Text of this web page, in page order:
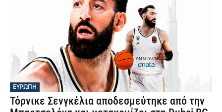
ΕΥΡΩΠΗ
Τόρνικε Σενγκέλια αποδεσμεύτηκε από την